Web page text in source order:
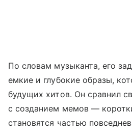
По словам музыканта, его
емкие и глубокие образы,
будущих хитов. Он сравнил
с созданием мемов —
становятся частью